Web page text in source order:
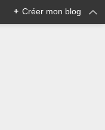
+ Créer mon blog